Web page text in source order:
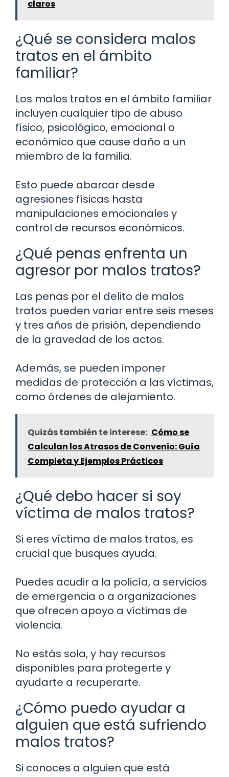
claros
¿Qué se considera malos
tratos en el ámbito
familiar?
Los malos tratos en el ámbito familiar
incluyen cualquier tipo de abuso
físico, psicológico, emocional o
económico que cause daño a un
miembro de la familia.
Esto puede abarcar desde
agresiones físicas hasta
manipulaciones emocionales y
control de recursos económicos.
¿Qué penas enfrenta un
agresor por malos tratos?
Las penas por el delito de malos
tratos pueden variar entre seis meses
y tres años de prisión, dependiendo
de la gravedad de los actos.
Además, se pueden imponer
medidas de protección a las víctimas,
como órdenes de alejamiento.
Quizás también te interese: Cómo se
Calculan los Atrasos de Convenio: Guía
Completa y Ejemplos Prácticos
¿Qué debo hacer si soy
víctima de malos tratos?
Si eres víctima de malos tratos, es
crucial que busques ayuda.
Puedes acudir a la policía, a servicios
de emergencia o a organizaciones
que ofrecen apoyo a víctimas de
violencia.
No estás sola, y hay recursos
disponibles para protegerte y
ayudarte a recuperarte.
¿Cómo puedo ayudar a
alguien que está sufriendo
malos tratos?
Si conoces a alguien que está